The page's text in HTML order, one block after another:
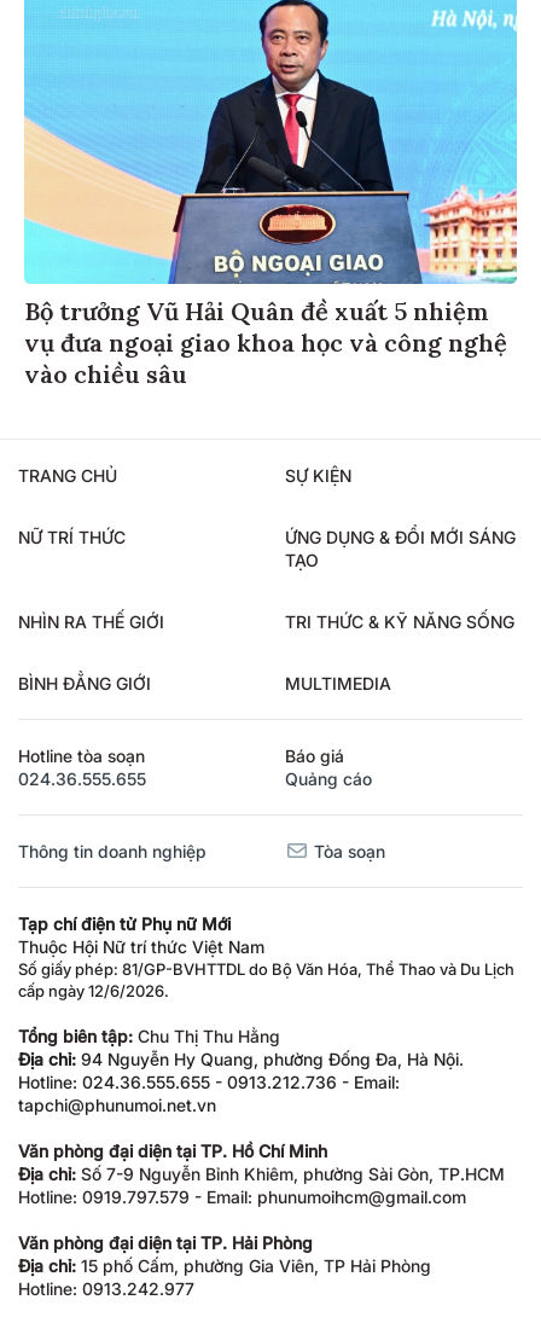
Bộ trưởng Vũ Hải Quân đề xuất 5 nhiệm
vụ đưa ngoại giao khoa học và công nghệ
vào chiều sâu
TRANG CHỦ SỰ KIỆN
NỮ TRÍ THỨC
ỨNG DỤNG & ĐỔI MỚI SÁNG
TẠO
NHÌN RA THẾ GIỚI TRI THỨC & KỸ NĂNG SỐNG
BÌNH ĐẲNG GIỚI MULTIMEDIA
Hotline tòa soạn
024.36.555.655
Báo giá
Quảng cáo
Thông tin doanh nghiệp Tòa soạn
Tạp chí điện tử Phụ nữ Mới
Thuộc Hội Nữ trí thức Việt Nam
Số giấy phép: 81/GP-BVHTTDL do Bộ Văn Hóa, Thể Thao và Du Lịch
cấp ngày 12/6/2026.
Tổng biên tập: Chu Thị Thu Hằng
Địa chỉ: 94 Nguyễn Hy Quang, phường Đống Đa, Hà Nội.
Hotline: 024.36.555.655 - 0913.212.736 - Email:
tapchi@phunumoi.net.vn
Văn phòng đại diện tại TP. Hồ Chí Minh
Địa chỉ: Số 7-9 Nguyễn Bỉnh Khiêm, phường Sài Gòn, TP.HCM
Hotline: 0919.797.579 - Email: phunumoihcm@gmail.com
Văn phòng đại diện tại TP. Hải Phòng
Địa chỉ: 15 phố Cấm, phường Gia Viên, TP Hải Phòng
Hotline: 0913.242.977